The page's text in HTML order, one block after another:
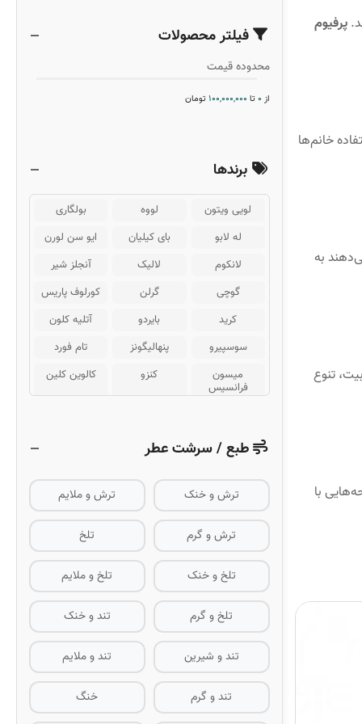
پرفیوم
خانم‌ها
به
تنوع
با
فیلتر محصولات
محدوده قیمت
از 0 تا 100,000,000 تومان
برندها
لویی ویتون لووه
بولگاری
له لابو
بای کیلیان
ایو سن لورن
لانکوم
لالیک
آنجلز شیر
گوچی
گرلن
کورلوف پاریس
کرید
بایردو
آتلیه کلون
سوسپیرو
پنهالیگونز
تام فورد
میسون
فرانسیس
کورکجان
کنزو کالوین کلین
دیور
اورتو پاریسی
لطافه
شنل
سریس
ناسوماتو
پارفومز د
مارلی
آمواج
اسنتریک تیزیانا ترنزی
هرمس
اتکینسونز
شیسیدو
شیخ
ژیوانشی
ورساچه
روبرتو کاوالی
پاکو رابان
دولچه گابانا
لانوین
رودریگز
تیری موگلر
جورجیو آرمانی
نینا ریچی
طبع / سرشت عطر
ترش و خنک ترش و ملایم
ترش و گرم تلخ
تلخ و خنک تلخ و ملایم
تلخ و گرم تند و خنک
تند و شیرین تند و ملایم
تند و گرم خنگ